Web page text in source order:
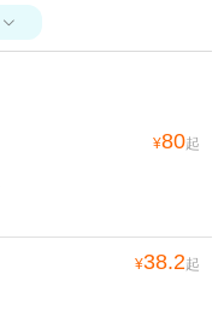

¥80起
¥38.2起